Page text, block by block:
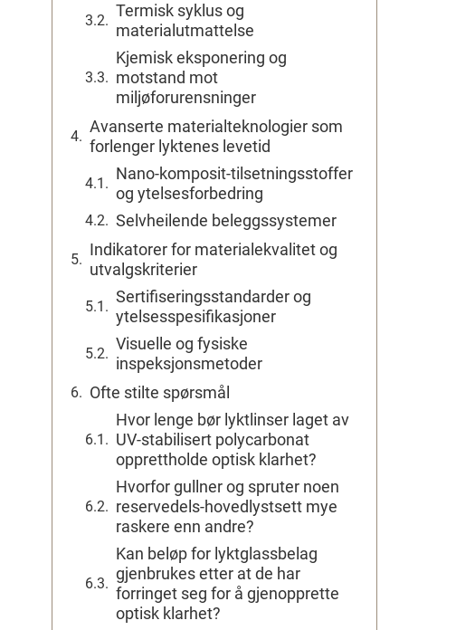
Termisk syklus og
materialutmattelse
Kjemisk eksponering og
motstand mot
miljøforurensninger
Avanserte materialteknologier som
forlenger lyktenes levetid
Nano-komposit-tilsetningsstoffer
og ytelsesforbedring
Selvheilende beleggssystemer
Indikatorer for materialekvalitet og
utvalgskriterier
Sertifiseringsstandarder og
ytelsesspesifikasjoner
Visuelle og fysiske
inspeksjonsmetoder
Ofte stilte spørsmål
Hvor lenge bør lyktlinser laget av
UV-stabilisert polycarbonat
opprettholde optisk klarhet?
Hvorfor gullner og spruter noen
reservedels-hovedlystsett mye
raskere enn andre?
Kan beløp for lyktglassbelag
gjenbrukes etter at de har
forringet seg for å gjenopprette
optisk klarhet?